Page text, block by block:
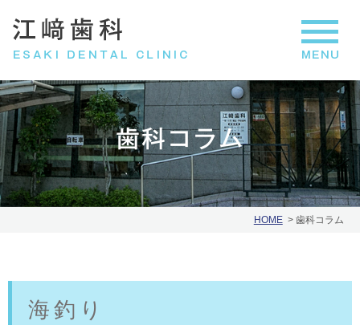
歯科コラム
HOME 歯科コラム
海釣り